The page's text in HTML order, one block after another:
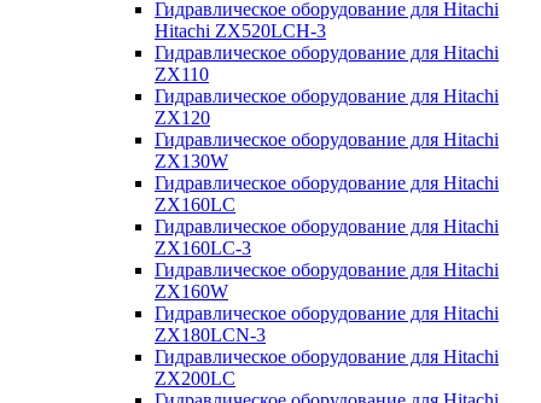
Гидравлическое оборудование для Hitachi
Hitachi ZX520LCH-3
Гидравлическое оборудование для Hitachi
ZX110
Гидравлическое оборудование для Hitachi
ZX120
Гидравлическое оборудование для Hitachi
ZX130W
Гидравлическое оборудование для Hitachi
ZX160LC
Гидравлическое оборудование для Hitachi
ZX160LC-3
Гидравлическое оборудование для Hitachi
ZX160W
Гидравлическое оборудование для Hitachi
ZX180LCN-3
Гидравлическое оборудование для Hitachi
ZX200LC